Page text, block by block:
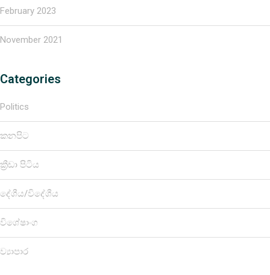
February 2023
November 2021
Categories
Politics
කනපිට
ක්‍රීඩා පිටිය
දේශීය/විදේශීය
විශේෂාංග
ව්‍යාපාර